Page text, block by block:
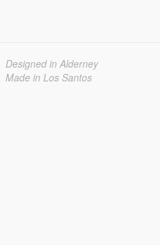
Designed in Alderney
Made in Los Santos